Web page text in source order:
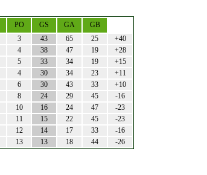
PO GS GA
GB
3 43 65 25
+40
4 38 47 19
+28
5 33 34 19
+15
4 30 34 23
+11
6 30 43 33
+10
8 24 29 45
-16
10 16 24 47
-23
11 15 22 45
-23
12 14 17 33
-16
13 13 18 44 -26